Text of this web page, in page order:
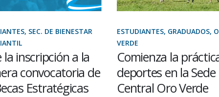
GRADUADOS, ORO
la práctica de
en la Sede
Oro Verde
ESTUDIANTES, GRADUADOS,
PERSONAL ADMINISTRATIVO Y
SERVICIOS
Abrió la convocatoria
una oportunidad